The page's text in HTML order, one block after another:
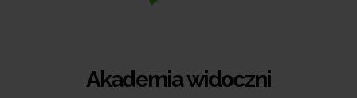
Akademia widoczni